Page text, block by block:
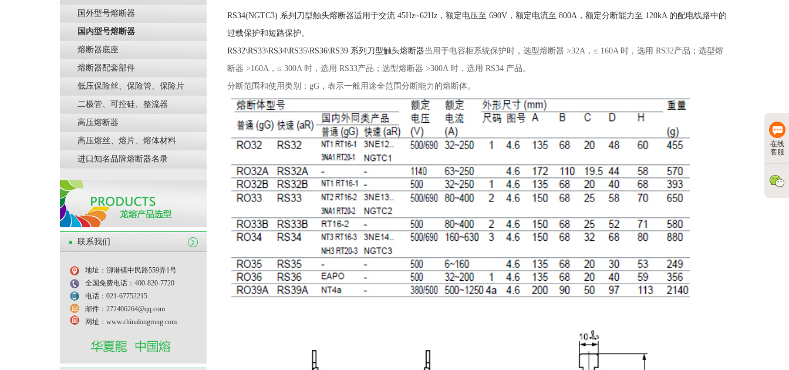
在线
客服
国外型号熔断器
国内型号熔断器
熔断器底座
熔断器配套部件
低压保险丝、保险管、保险片
二极管、可控硅、整流器
高压熔断器
高压熔丝、熔片、熔体材料
进口知名品牌熔断器名录
联系我们
地址：泖港镇中民路559弄1号
全国免费电话：400-820-7720
电话：021-67752215
邮件：272406264@qq.com
网址：www.chinalongrong.com
RS34(NGTC3) 系列刀型触头熔断器适用于交流 45Hz~62Hz，额定电压至 690V，额定电流至 800A，额定分断能力至 120kA 的配电线路中的
过载保护和短路保护。
RS32\RS33\RS34\RS35\RS36\RS39 系列刀型触头熔断器当用于电容柜系统保护时，选型熔断器 >32A，≤ 160A 时，选用 RS32产品；选型熔
断器 >160A，≤ 300A 时，选用 RS33产品；选型熔断器 >300A 时，选用 RS34 产品。
分断范围和使用类别：gG，表示一般用途全范围分断能力的熔断体。